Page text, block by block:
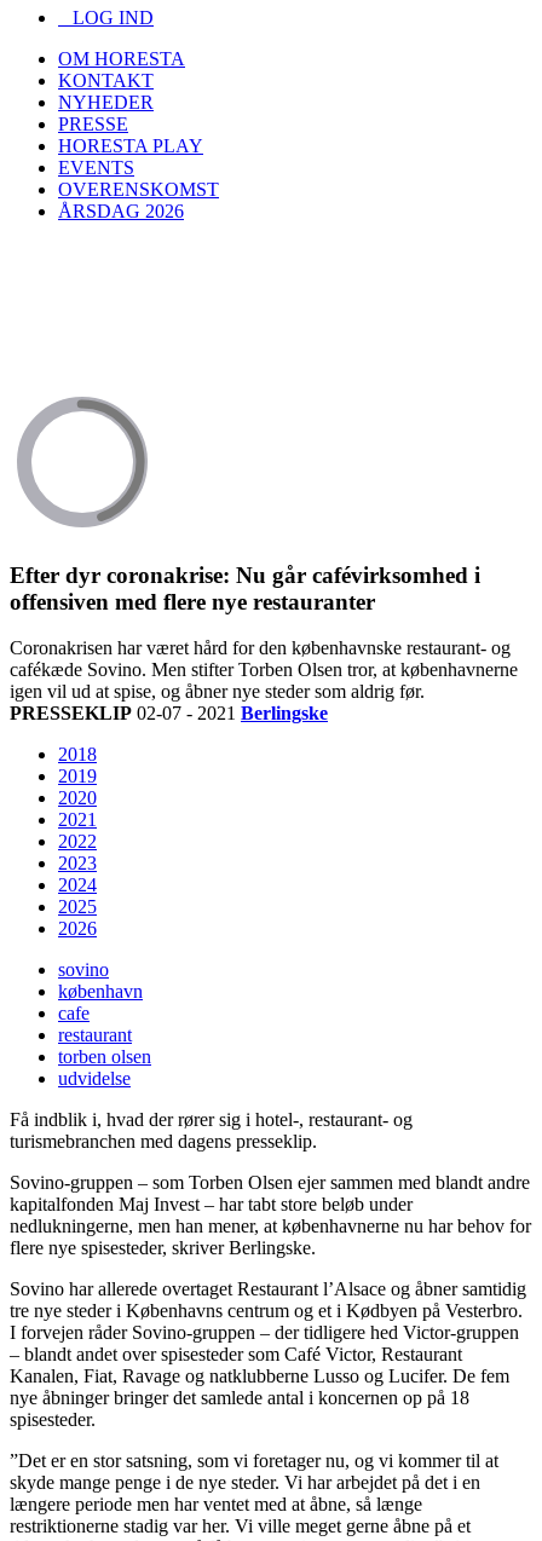
LOG IND
OM HORESTA
KONTAKT
NYHEDER
PRESSE
HORESTA PLAY
EVENTS
OVERENSKOMST
ÅRSDAG 2026
Efter dyr coronakrise: Nu går cafévirksomhed i
offensiven med flere nye restauranter
Coronakrisen har været hård for den københavnske restaurant- og
cafékæde Sovino. Men stifter Torben Olsen tror, at københavnerne
igen vil ud at spise, og åbner nye steder som aldrig før.
PRESSEKLIP 02-07 - 2021 Berlingske
2018
2019
2020
2021
2022
2023
2024
2025
2026
sovino
københavn
cafe
restaurant
torben olsen
udvidelse
Få indblik i, hvad der rører sig i hotel-, restaurant- og
turismebranchen med dagens presseklip.
Sovino-gruppen – som Torben Olsen ejer sammen med blandt andre
kapitalfonden Maj Invest – har tabt store beløb under
nedlukningerne, men han mener, at københavnerne nu har behov for
flere nye spisesteder, skriver Berlingske.
Sovino har allerede overtaget Restaurant l’Alsace og åbner samtidig
tre nye steder i Københavns centrum og et i Kødbyen på Vesterbro.
I forvejen råder Sovino-gruppen – der tidligere hed Victor-gruppen
– blandt andet over spisesteder som Café Victor, Restaurant
Kanalen, Fiat, Ravage og natklubberne Lusso og Lucifer. De fem
nye åbninger bringer det samlede antal i koncernen op på 18
spisesteder.
”Det er en stor satsning, som vi foretager nu, og vi kommer til at
skyde mange penge i de nye steder. Vi har arbejdet på det i en
længere periode men har ventet med at åbne, så længe
restriktionerne stadig var her. Vi ville meget gerne åbne på et